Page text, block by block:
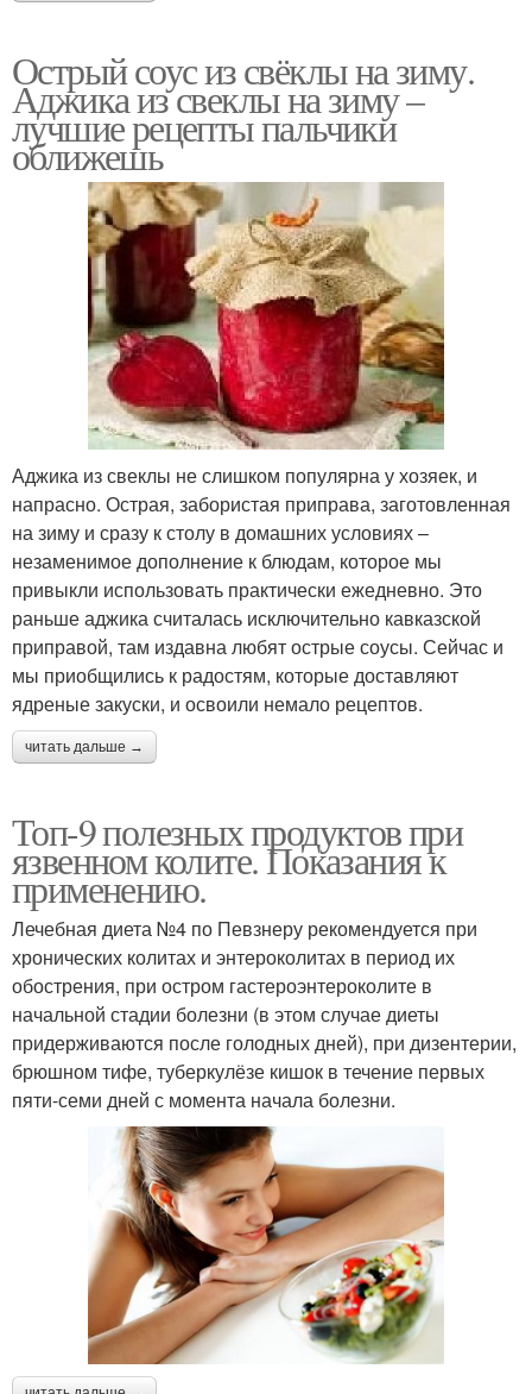
Острый соус из свёклы на зиму.
Аджика из свеклы на зиму –
лучшие рецепты пальчики
оближешь
Аджика из свеклы не слишком популярна у хозяек, и
напрасно. Острая, забористая приправа, заготовленная
на зиму и сразу к столу в домашних условиях –
незаменимое дополнение к блюдам, которое мы
привыкли использовать практически ежедневно. Это
раньше аджика считалась исключительно кавказской
приправой, там издавна любят острые соусы. Сейчас и
мы приобщились к радостям, которые доставляют
ядреные закуски, и освоили немало рецептов.
читать дальше →
Топ-9 полезных продуктов при
язвенном колите. Показания к
применению.
Лечебная диета №4 по Певзнеру рекомендуется при
хронических колитах и энтероколитах в период их
обострения, при остром гастероэнтероколите в
начальной стадии болезни (в этом случае диеты
придерживаются после голодных дней), при дизентерии,
брюшном тифе, туберкулёзе кишок в течение первых
пяти-семи дней с момента начала болезни.